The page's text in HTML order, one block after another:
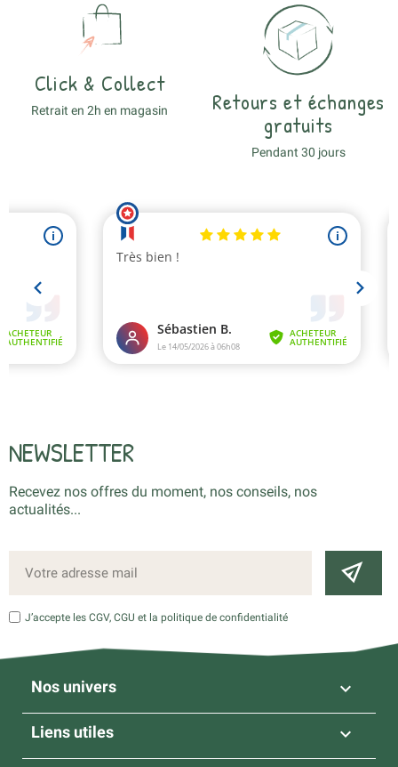
Click & Collect
Retrait en 2h en magasin
Retours et échanges
gratuits
Pendant 30 jours
NEWSLETTER
Recevez nos offres du moment, nos conseils, nos
actualités...
J’accepte les CGV, CGU et la politique de confidentialité
Nos univers 
Liens utiles 